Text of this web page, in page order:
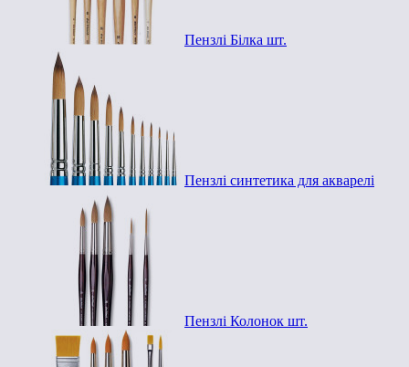
Пензлі Білка шт.
Пензлі синтетика для акварелі
Пензлі Колонок шт.